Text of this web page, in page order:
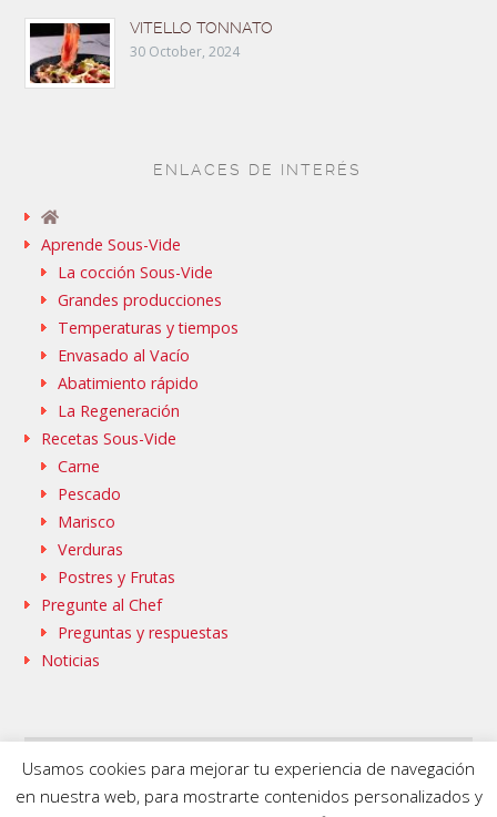
VITELLO TONNATO
30 October, 2024
ENLACES DE INTERÉS
Aprende Sous-Vide
La cocción Sous-Vide
Grandes producciones
Temperaturas y tiempos
Envasado al Vacío
Abatimiento rápido
La Regeneración
Recetas Sous-Vide
Carne
Pescado
Marisco
Verduras
Postres y Frutas
Pregunte al Chef
Preguntas y respuestas
Noticias
SAMMIC WEB
BASQUESTAGE
FLEISCHMANN’S COOKING GROUP
Usamos cookies para mejorar tu experiencia de navegación
en nuestra web, para mostrarte contenidos personalizados y